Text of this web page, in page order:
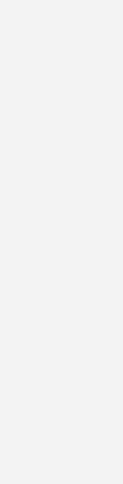
Klima, über die
Archiv